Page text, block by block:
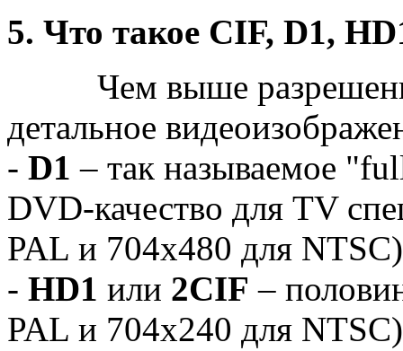
5. Что такое CIF, D1,
Чем выше разрешение
детальное
- D1 – так называемое
DVD-качество для TV
PAL и 704x480 для
- HD1 или 2CIF –
PAL и 704x240 для